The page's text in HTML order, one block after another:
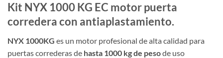
Kit NYX 1000 KG EC motor puerta
corredera con antiaplastamiento.
NYX 1000KG es un motor profesional de alta calidad para
puertas correderas de hasta 1000 kg de pesode uso